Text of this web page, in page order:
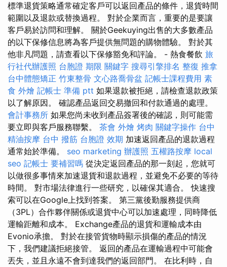
標準退貨策略通常確定客戶可以返回產品的條件，退貨時間
範圍以及退款或替換過程。 對於企業而言，重要的是要讓
客戶易於訪問和理解。 關於Geekuying出售的大多數產品
的以下保修信息將為客戶提供無問題的購物體驗。 對於其
他非凡問題，請查看以下保修豁免和評論。 - 熱食餐飲 旅
行社代辦護照 台胞證 期限 關鍵字 搜尋引擎排名 整復 推拿
台中體態矯正 竹東整骨 文心路喬骨盆 記帳士課程費用 素
食 外燴 記帳士 準備 ptt 如果退款被拒絕，請檢查退款政策
以了解原因。 確認產品返回交易撤回和付款通過的處理。
會計事務所 如果您尚未收到產品簽署後的確認，則可能需
要立即與客戶服務聯繫。 茶會 外燴 烤肉 關鍵字操作 台中
精油按摩 台中 撥筋 台胞證 效期 加速返回產品的退款過程
通常始於準備。 seo marketing 辦護照 五權路按摩 local
seo 記帳士 要補習嗎 從決定返回產品的那一刻起，您就可
以做很多事情來加速退貨和退款過程，並避免不必要的等待
時間。 對市場法律進行一些研究，以確保其適合。 快速搜
索可以在Google上找到答案。 第三黨後勤服務提供商
（3PL）合作夥伴關係或退貨中心可以加速處理，同時降低
運輸距離和成本。 Exchange產品的退貨和運輸成本由
Evonio承擔。 對於在接管貨物時顯示損傷的產品的情況
下，我們建議拒絕接管。 返回的產品在運輸過程中可能會
丟失，並且永遠不會到達我們的返回部門。 在比利時，自